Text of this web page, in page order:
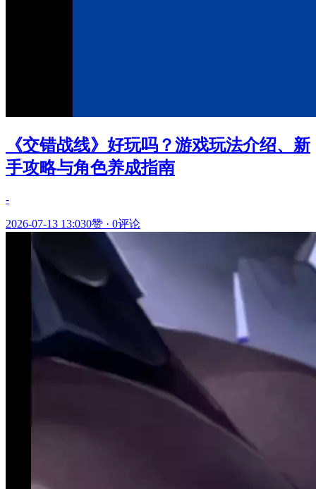
《交错战线》好玩吗？游戏玩法介绍、新
手攻略与角色养成指南
-
2026-07-13 13:030赞 · 0评论